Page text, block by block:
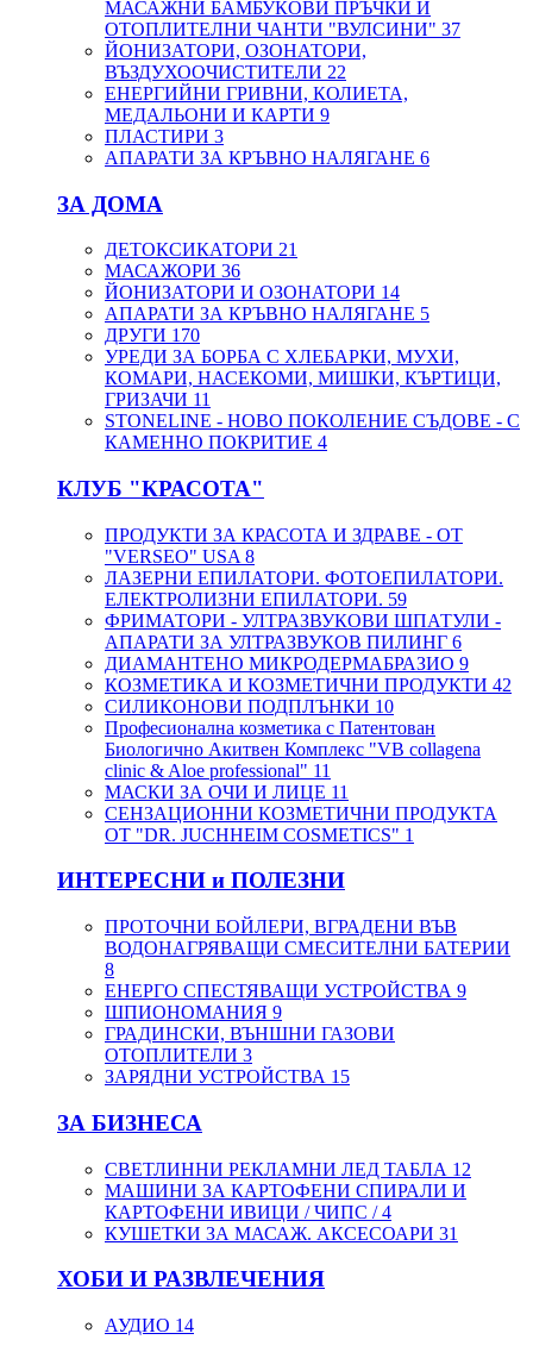
МАСАЖНИ БАМБУКОВИ ПРЪЧКИ И
ОТОПЛИТЕЛНИ ЧАНТИ "ВУЛСИНИ" 37
ЙОНИЗАТОРИ, ОЗОНАТОРИ,
ВЪЗДУХООЧИСТИТЕЛИ 22
ЕНЕРГИЙНИ ГРИВНИ, КОЛИЕТА,
МЕДАЛЬОНИ И КАРТИ 9
ПЛАСТИРИ 3
АПАРАТИ ЗА КРЪВНО НАЛЯГАНЕ 6
ЗА ДОМА
ДЕТОКСИКАТОРИ 21
МАСАЖОРИ 36
ЙОНИЗАТОРИ И ОЗОНАТОРИ 14
АПАРАТИ ЗА КРЪВНО НАЛЯГАНЕ 5
ДРУГИ 170
УРЕДИ ЗА БОРБА С ХЛЕБАРКИ, МУХИ,
КОМАРИ, НАСЕКОМИ, МИШКИ, КЪРТИЦИ,
ГРИЗАЧИ 11
STONELINE - НОВО ПОКОЛЕНИЕ СЪДОВЕ - С
КАМЕННО ПОКРИТИЕ 4
КЛУБ "КРАСОТА"
ПРОДУКТИ ЗА КРАСОТА И ЗДРАВЕ - ОТ
"VERSEO" USA 8
ЛАЗЕРНИ ЕПИЛАТОРИ. ФОТОЕПИЛАТОРИ.
ЕЛЕКТРОЛИЗНИ ЕПИЛАТОРИ. 59
ФРИМАТОРИ - УЛТРАЗВУКОВИ ШПАТУЛИ -
АПАРАТИ ЗА УЛТРАЗВУКОВ ПИЛИНГ 6
ДИАМАНТЕНО МИКРОДЕРМАБРАЗИО 9
КОЗМЕТИКА И КОЗМЕТИЧНИ ПРОДУКТИ 42
СИЛИКОНОВИ ПОДПЛЪНКИ 10
Професионална козметика с Патентован
Биологично Акитвен Комплекс "VB collagena
clinic & Aloe professional" 11
МАСКИ ЗА ОЧИ И ЛИЦЕ 11
СЕНЗАЦИОННИ КОЗМЕТИЧНИ ПРОДУКТА
ОТ "DR. JUCHHEIM COSMETICS" 1
ИНТЕРЕСНИ и ПОЛЕЗНИ
ПРОТОЧНИ БОЙЛЕРИ, ВГРАДЕНИ ВЪВ
ВОДОНАГРЯВАЩИ СМЕСИТЕЛНИ БАТЕРИИ
8
ЕНЕРГО СПЕСТЯВАЩИ УСТРОЙСТВА 9
ШПИОНОМАНИЯ 9
ГРАДИНСКИ, ВЪНШНИ ГАЗОВИ
ОТОПЛИТЕЛИ 3
ЗАРЯДНИ УСТРОЙСТВА 15
ЗА БИЗНЕСА
СВЕТЛИННИ РЕКЛАМНИ ЛЕД ТАБЛА 12
МАШИНИ ЗА КАРТОФЕНИ СПИРАЛИ И
КАРТОФЕНИ ИВИЦИ / ЧИПС /4
КУШЕТКИ ЗА МАСАЖ. АКСЕСОАРИ 31
ХОБИ И РАЗВЛЕЧЕНИЯ
АУДИО 14